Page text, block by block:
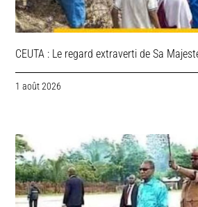
CEUTA : Le regard extraverti de Sa
1 août 2026